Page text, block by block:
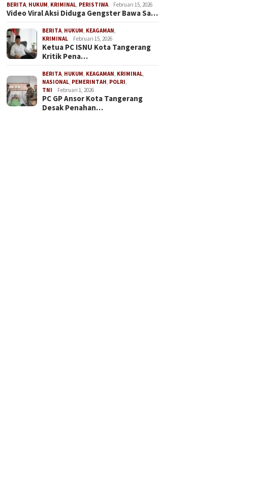
BERITA HUKUM KRIMINAL PERISTIWA Februari 15, 2026
Video Viral Aksi Diduga Gengster Bawa Sa…
BERITA HUKUM KEAGAMAN
KRIMINAL
Februari 15, 2026
Ketua PC ISNU Kota Tangerang
Kritik Pena…
BERITA HUKUM KEAGAMAN KRIMINAL
NASIONAL PEMERINTAH POLRI
TNI
Februari 1, 2026
PC GP Ansor Kota Tangerang
Desak Penahan…